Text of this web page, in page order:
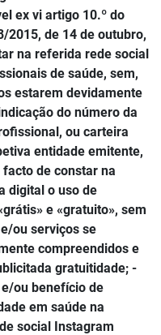
ex vi artigo 10.º do
2015, de 14 de outubro,
na referida rede social
de saúde, sem,
estarem devidamente
do número da
ou carteira
entidade emitente,
de constar na
digital o uso de
e «gratuito», sem
ou serviços se
compreendidos e
gratuitidade; -
ou benefício de
em saúde na
social Instagram